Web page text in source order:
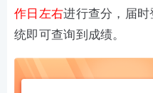
作日左右进行查分，届
统即可查询到成绩。